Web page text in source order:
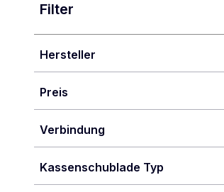
Filter
Hersteller
Preis
Verbindung
Kassenschublade Typ